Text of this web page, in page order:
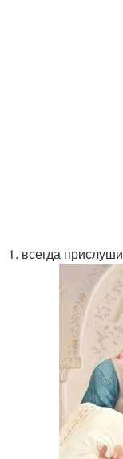
1. всегда